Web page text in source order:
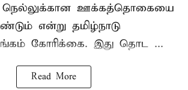
நெல்லுக்கான ஊக்கத்தொகையை
என்று தமிழ்நாடு
கோரிக்கை. இது தொட ...
Read More